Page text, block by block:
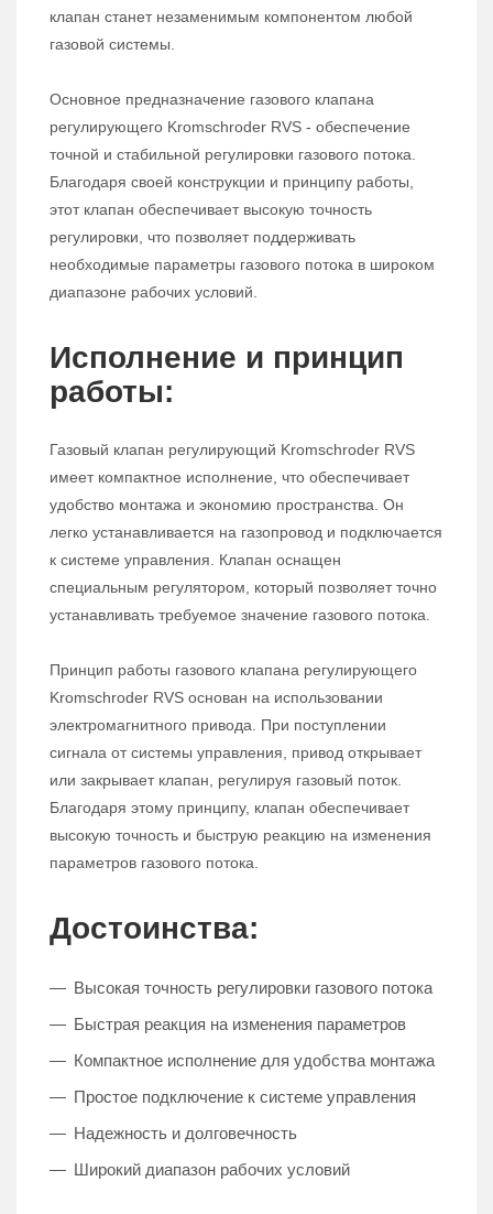
клапан станет незаменимым компонентом любой
газовой системы.
Основное предназначение газового клапана
регулирующего Kromschroder RVS - обеспечение
точной и стабильной регулировки газового потока.
Благодаря своей конструкции и принципу работы,
этот клапан обеспечивает высокую точность
регулировки, что позволяет поддерживать
необходимые параметры газового потока в широком
диапазоне рабочих условий.
Исполнение и принцип
работы:
Газовый клапан регулирующий Kromschroder RVS
имеет компактное исполнение, что обеспечивает
удобство монтажа и экономию пространства. Он
легко устанавливается на газопровод и подключается
к системе управления. Клапан оснащен
специальным регулятором, который позволяет точно
устанавливать требуемое значение газового потока.
Принцип работы газового клапана регулирующего
Kromschroder RVS основан на использовании
электромагнитного привода. При поступлении
сигнала от системы управления, привод открывает
или закрывает клапан, регулируя газовый поток.
Благодаря этому принципу, клапан обеспечивает
высокую точность и быструю реакцию на изменения
параметров газового потока.
Достоинства:
Высокая точность регулировки газового потока
Быстрая реакция на изменения параметров
Компактное исполнение для удобства монтажа
Простое подключение к системе управления
Надежность и долговечность
Широкий диапазон рабочих условий